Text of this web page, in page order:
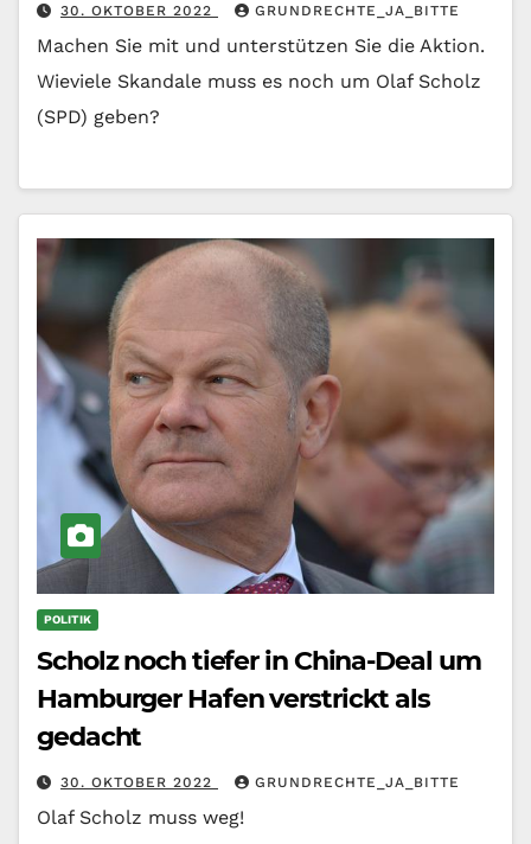
30. OKTOBER 2022 GRUNDRECHTE_JA_BITTE
Machen Sie mit und unterstützen Sie die Aktion.
Wieviele Skandale muss es noch um Olaf Scholz
(SPD) geben?
POLITIK
Scholz noch tiefer in China-Deal um
Hamburger Hafen verstrickt als
gedacht
30. OKTOBER 2022 GRUNDRECHTE_JA_BITTE
Olaf Scholz muss weg!